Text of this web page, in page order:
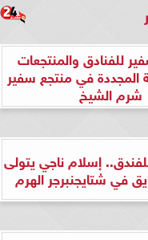
للفنادق والمنتجعات
المجددة في منتجع سفير
شرم الشيخ
إسلام ناجي يتولى
في شتايجنبرجر الهرم